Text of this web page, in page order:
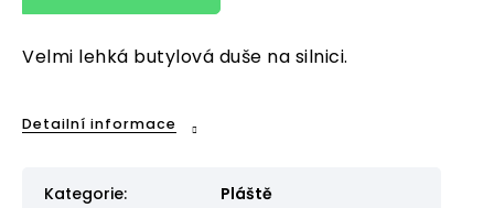
Velmi lehká butylová duše na silnici.
Detailní informace
Kategorie:
Pláště